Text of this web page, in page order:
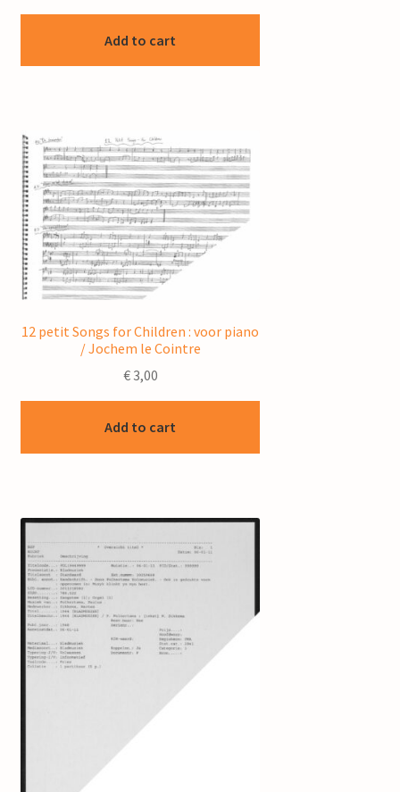
Add to cart
12 petit Songs for Children : voor piano
/ Jochem le Cointre
€3,00
Add to cart